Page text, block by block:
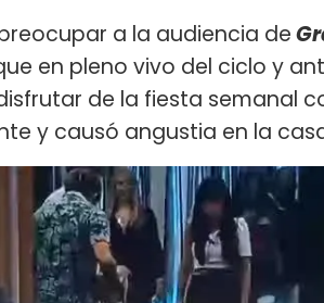
a la audiencia de
en pleno vivo del ciclo y
de la fiesta semanal
y causó angustia en la